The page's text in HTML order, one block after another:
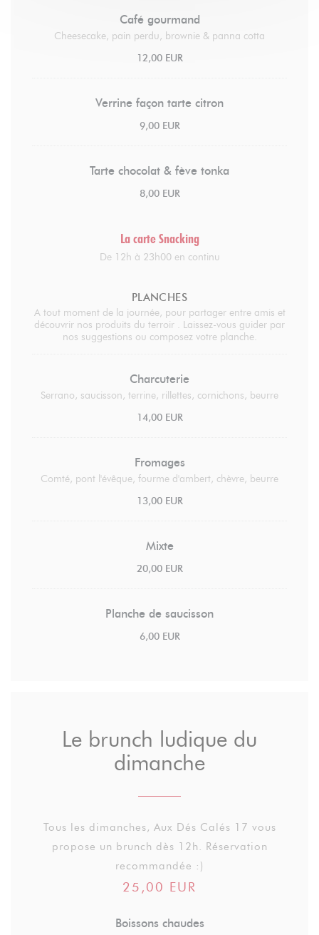
Café gourmand
Cheesecake, pain perdu, brownie & panna cotta
12,00 EUR
Verrine façon tarte citron
9,00 EUR
Tarte chocolat & fève tonka
8,00 EUR
La carte Snacking
De 12h à 23h00 en continu
PLANCHES
A tout moment de la journée, pour partager entre amis et
découvrir nos produits du terroir . Laissez-vous guider par
nos suggestions ou composez votre planche.
Charcuterie
Serrano, saucisson, terrine, rillettes, cornichons, beurre
14,00 EUR
Fromages
Comté, pont l'évêque, fourme d'ambert, chèvre, beurre
13,00 EUR
Mixte
20,00 EUR
Planche de saucisson
6,00 EUR
Le brunch ludique du
dimanche
Tous les dimanches, Aux Dés Calés 17 vous
propose un brunch dès 12h. Réservation
recommandée :)
25,00 EUR
Boissons chaudes